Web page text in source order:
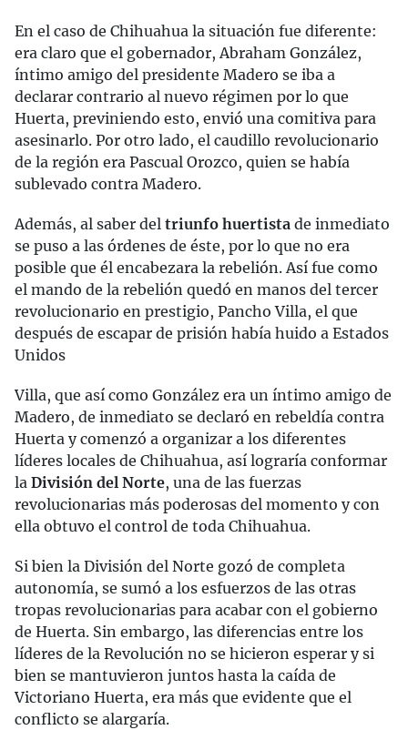
En el caso de Chihuahua la situación fue diferente:
era claro que el gobernador, Abraham González,
íntimo amigo del presidente Madero se iba a
declarar contrario al nuevo régimen por lo que
Huerta, previniendo esto, envió una comitiva para
asesinarlo. Por otro lado, el caudillo revolucionario
de la región era Pascual Orozco, quien se había
sublevado contra Madero.
Además, al saber del triunfo huertista de inmediato
se puso a las órdenes de éste, por lo que no era
posible que él encabezara la rebelión. Así fue como
el mando de la rebelión quedó en manos del tercer
revolucionario en prestigio, Pancho Villa, el que
después de escapar de prisión había huido a Estados
Unidos
Villa, que así como González era un íntimo amigo de
Madero, de inmediato se declaró en rebeldía contra
Huerta y comenzó a organizar a los diferentes
líderes locales de Chihuahua, así lograría conformar
la División del Norte, una de las fuerzas
revolucionarias más poderosas del momento y con
ella obtuvo el control de toda Chihuahua.
Si bien la División del Norte gozó de completa
autonomía, se sumó a los esfuerzos de las otras
tropas revolucionarias para acabar con el gobierno
de Huerta. Sin embargo, las diferencias entre los
líderes de la Revolución no se hicieron esperar y si
bien se mantuvieron juntos hasta la caída de
Victoriano Huerta, era más que evidente que el
conflicto se alargaría.